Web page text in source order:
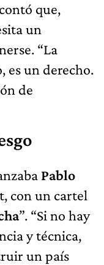
que,
un
“La
es un derecho.
de
Pablo
con un cartel
”. “Si no hay
y técnica,
un país